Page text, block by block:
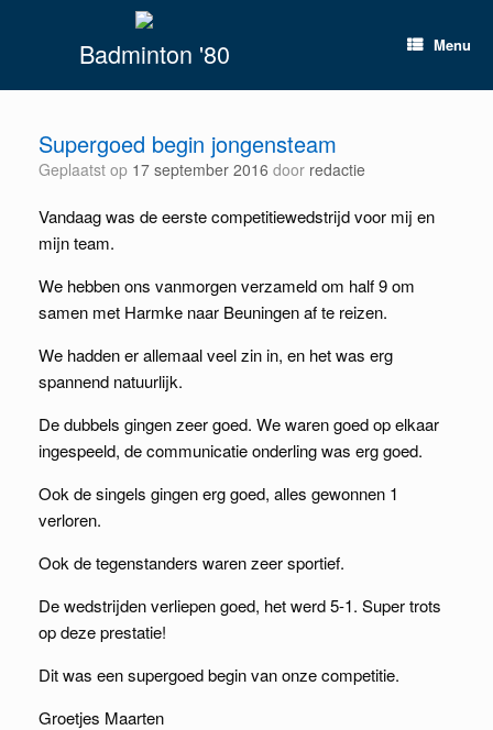
Badminton '80 Menu
Supergoed begin jongensteam
Geplaatst op 17 september 2016 door redactie
Vandaag was de eerste competitiewedstrijd voor mij en
mijn team.
We hebben ons vanmorgen verzameld om half 9 om
samen met Harmke naar Beuningen af te reizen.
We hadden er allemaal veel zin in, en het was erg
spannend natuurlijk.
De dubbels gingen zeer goed. We waren goed op elkaar
ingespeeld, de communicatie onderling was erg goed.
Ook de singels gingen erg goed, alles gewonnen 1
verloren.
Ook de tegenstanders waren zeer sportief.
De wedstrijden verliepen goed, het werd 5-1. Super trots
op deze prestatie!
Dit was een supergoed begin van onze competitie.
Groetjes Maarten